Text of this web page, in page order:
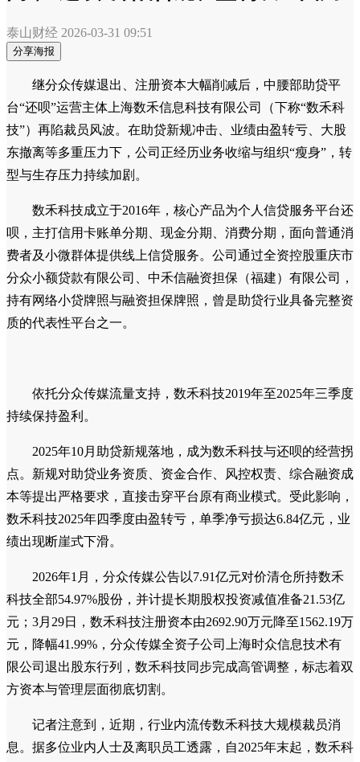
泰山财经 2026-03-31 09:51
分享海报
继分众传媒退出、注册资本大幅削减后，中腰部助贷平
台“还呗”运营主体上海数禾信息科技有限公司（下称“数禾科
技”）再陷裁员风波。在助贷新规冲击、业绩由盈转亏、大股
东撤离等多重压力下，公司正经历业务收缩与组织“瘦身”，转
型与生存压力持续加剧。
数禾科技成立于2016年，核心产品为个人信贷服务平台还
呗，主打信用卡账单分期、现金分期、消费分期，面向普通消
费者及小微群体提供线上信贷服务。公司通过全资控股重庆市
分众小额贷款有限公司、中禾信融资担保（福建）有限公司，
持有网络小贷牌照与融资担保牌照，曾是助贷行业具备完整资
质的代表性平台之一。
依托分众传媒流量支持，数禾科技2019年至2025年三季度
持续保持盈利。
2025年10月助贷新规落地，成为数禾科技与还呗的经营拐
点。新规对助贷业务资质、资金合作、风控权责、综合融资成
本等提出严格要求，直接击穿平台原有商业模式。受此影响，
数禾科技2025年四季度由盈转亏，单季净亏损达6.84亿元，业
绩出现断崖式下滑。
2026年1月，分众传媒公告以7.91亿元对价清仓所持数禾
科技全部54.97%股份，并计提长期股权投资减值准备21.53亿
元；3月29日，数禾科技注册资本由2692.90万元降至1562.19万
元，降幅41.99%，分众传媒全资子公司上海时众信息技术有
限公司退出股东行列，数禾科技同步完成高管调整，标志着双
方资本与管理层面彻底切割。
记者注意到，近期，行业内流传数禾科技大规模裁员消
息。据多位业内人士及离职员工透露，自2025年末起，数禾科